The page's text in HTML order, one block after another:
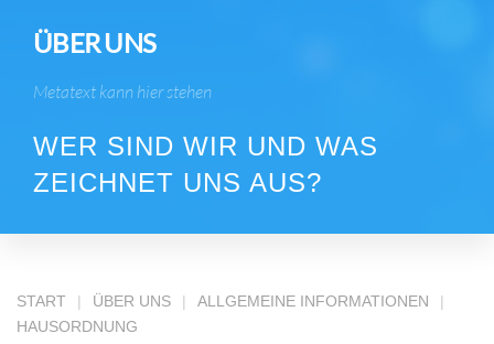
ÜBER UNS
Metatext kann hier stehen
WER SIND WIR UND WAS
ZEICHNET UNS AUS?
START ÜBER UNS
ALLGEMEINE INFORMATIONEN
HAUSORDNUNG